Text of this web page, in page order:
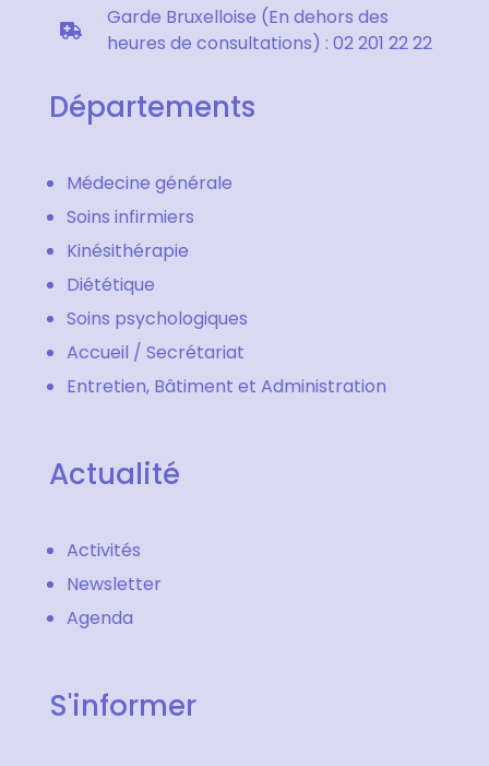

Garde Bruxelloise (En dehors des
heures de consultations) : 02 201 22 22
Départements
Médecine générale
Soins infirmiers
Kinésithérapie
Diététique
Soins psychologiques
Accueil / Secrétariat
Entretien, Bâtiment et Administration
Actualité
Activités
Newsletter
Agenda
S'informer